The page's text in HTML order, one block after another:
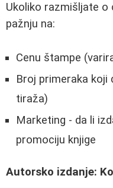
Ukoliko razmišljate o
pažnju na:
Cenu štampe
Broj primeraka koji
tiraža)
Marketing - da li
promociju knjige
Autorsko izdanje: